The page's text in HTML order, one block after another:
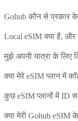
Gohub कौन से प्रकार के
Local eSIM क्या है,
मुझे अपनी यात्रा के लिए
क्या मेरे eSIM प्लान में
कुछ eSIM प्लानों में ID
क्या मेरी Gohub eSIM